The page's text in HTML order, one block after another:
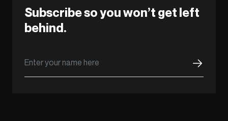
Subscribe so you won’t get left
behind.